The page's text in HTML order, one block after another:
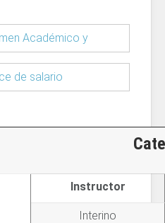
Académico y
de salario
Instructor
Interino